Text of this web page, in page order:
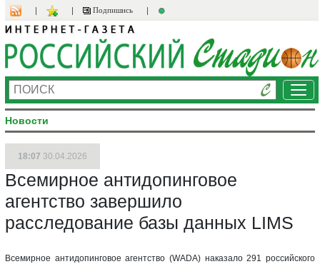
Подпишись
Новости
18:07 30.04.2026
Всемирное антидопинговое
агентство завершило
расследование базы данных LIMS
Всемирное антидопинговое агентство (WADA) наказало 291 российского